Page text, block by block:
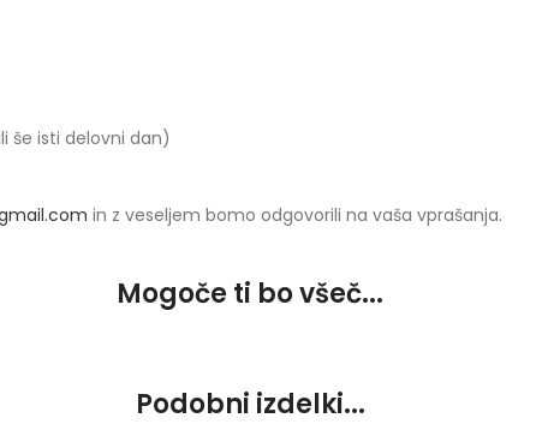
še isti delovni dan)
in z veseljem bomo odgovorili na vaša vprašanja.
Mogoče ti bo všeč...
Podobni izdelki...